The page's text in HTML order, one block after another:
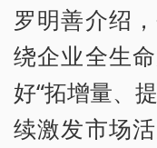
罗明善介绍
绕企业全生
好“拓增量、
续激发市场